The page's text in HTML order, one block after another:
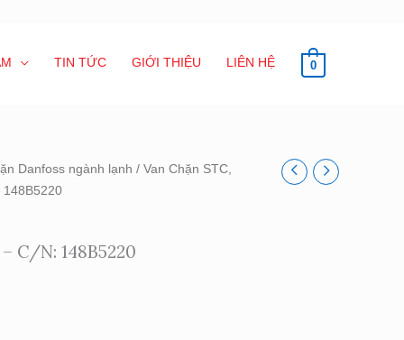
TIN TỨC GIỚI THIỆU LIÊN HỆ 0
Danfoss ngành lạnh / Van Chặn STC,
148B5220
C/N: 148B5220